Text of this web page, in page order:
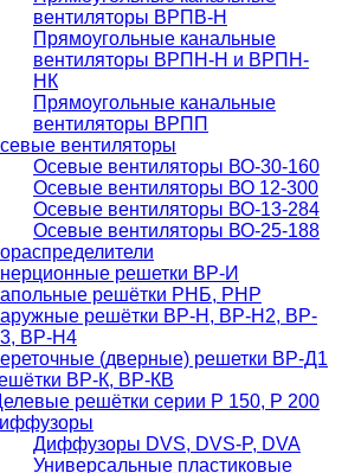
вентиляторы ВРПВ-Н
Прямоугольные канальные
вентиляторы ВРПН-Н и ВРПН-
НК
Прямоугольные канальные
вентиляторы ВРПП
вентиляторы
Осевые вентиляторы ВО-30-160
Осевые вентиляторы ВО 12-300
Осевые вентиляторы ВО-13-284
Осевые вентиляторы ВО-25-188
решетки ВР-И
решётки РНБ, РНР
решётки ВР-Н, ВР-Н2, ВР-
ВР-Н4
(дверные) решетки ВР-Д1
ВР-К, ВР-КВ
решётки серии Р 150, Р 200
Диффузоры DVS, DVS-P, DVA
Универсальные пластиковые